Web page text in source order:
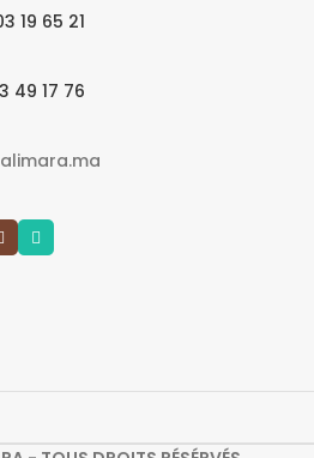
19 65 21
49 17 76